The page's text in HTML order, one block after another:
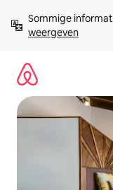
direct
naar
Sommige
weergeven